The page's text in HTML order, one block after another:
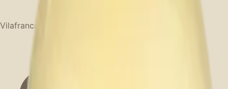
Vilafranca